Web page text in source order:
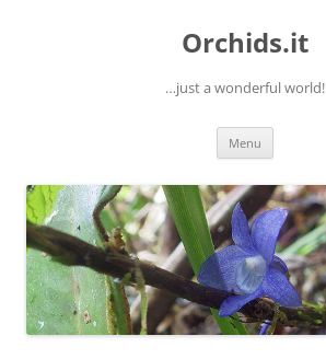
Orchids.it
…just a wonderful world!
Menu